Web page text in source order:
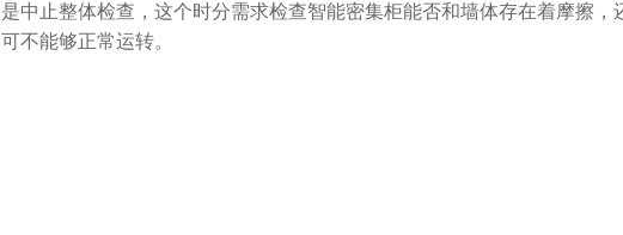
是中止整体检查，这个时分需求检查智能密集柜能否和墙体存在着摩擦
可不能够正常运转。